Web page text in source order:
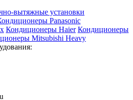
вытяжные установки
Panasonic
Кондиционеры Haier Кондиционеры
Mitsubishi Heavy